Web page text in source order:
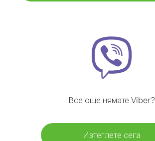
Все още нямате Viber?
Изтеглете сега